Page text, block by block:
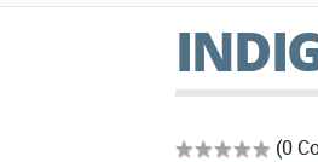
(0